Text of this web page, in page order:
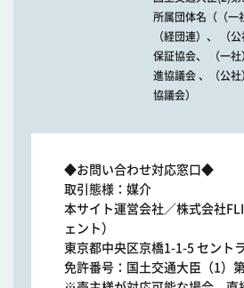
所属団体名（（一
（経団連）、 （
保証協会、 （一
進協議会 、（公社
協議会）
◆お問い合わせ対応窓口◆
取引態様：媒介
本サイト運営会社／株式会社
ェント）
東京都中央区京橋1-1-5 セント
免許番号：国土交通大臣（1）